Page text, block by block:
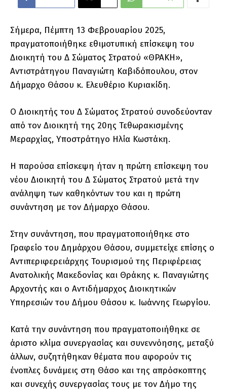
Σήμερα, Πέμπτη 13 Φεβρουαρίου 2025,
πραγματοποιήθηκε εθιμοτυπική επίσκεψη του
Διοικητή του Δ΄ Σώματος Στρατού «ΘΡΑΚΗ»,
Αντιστράτηγου Παναγιώτη Καβιδόπουλου, στον
Δήμαρχο Θάσου κ. Ελευθέριο Κυριακίδη.
Ο Διοικητής του Δ΄ Σώματος Στρατού συνοδεύονταν
από τον Διοικητή της 20ης Τεθωρακισμένης
Μεραρχίας, Υποστράτηγο Ηλία Κωστάκη.
Η παρούσα επίσκεψη ήταν η πρώτη επίσκεψη του
νέου Διοικητή του Δ΄ Σώματος Στρατού μετά την
ανάληψη των καθηκόντων του και η πρώτη
συνάντηση με τον Δήμαρχο Θάσου.
Στην συνάντηση, που πραγματοποιήθηκε στο
Γραφείο του Δημάρχου Θάσου, συμμετείχε επίσης o
Αντιπεριφερειάρχης Τουρισμού της Περιφέρειας
Ανατολικής Μακεδονίας και Θράκης κ. Παναγιώτης
Αρχοντής και ο Αντιδήμαρχος Διοικητικών
Υπηρεσιών του Δήμου Θάσου κ. Ιωάννης Γεωργίου.
Κατά την συνάντηση που πραγματοποιήθηκε σε
άριστο κλίμα συνεργασίας και συνεννόησης, μεταξύ
άλλων, συζητήθηκαν θέματα που αφορούν τις
ένοπλες δυνάμεις στη Θάσο και της απρόσκοπτης
και συνεχής συνεργασίας τους με τον Δήμο της